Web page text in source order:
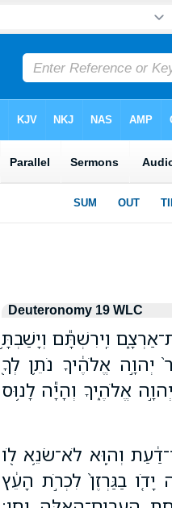
Deuteronomy 19 WLC
וִֽירִשְׁתָּ֕ם וְיָשַׁבְתָּ֥
יְהוָ֣ה אֱלֹהֶ֔יךָ נֹתֵ֥ן לְךָ֖
אֱלֹהֶ֑יךָ וְהָיָ֕ה לָנ֥וּס
וְה֛וּא לֹא־שֹׂנֵ֥א לֹ֖ו
בַגַּרְזֶן֙ לִכְרֹ֣ת הָעֵ֔ץ